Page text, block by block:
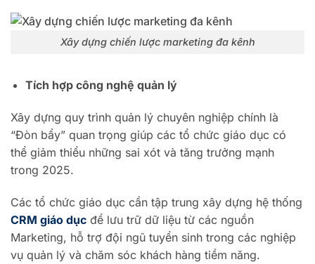
Xây dựng chiến lược marketing đa kênh
Tích hợp công nghệ quản lý
Xây dựng quy trình quản lý chuyên nghiệp chính là
“Đòn bẩy” quan trọng giúp các tổ chức giáo dục có
thể giảm thiểu những sai xót và tăng trưởng mạnh
trong 2025.
Các tổ chức giáo dục cần tập trung xây dựng hệ thống
CRM giáo dục để lưu trữ dữ liệu từ các nguồn
Marketing, hỗ trợ đội ngũ tuyển sinh trong các nghiệp
vụ quản lý và chăm sóc khách hàng tiềm năng.